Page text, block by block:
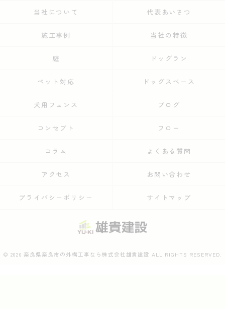
当社について 代表あいさつ
施工事例 当社の特徴
庭 ドッグラン
ペット対応 ドッグスペース
犬用フェンス ブログ
コンセプト フロー
コラム よくある質問
アクセス お問い合わせ
プライバシーポリシー サイトマップ
© 2026 奈良県奈良市の外構工事なら株式会社雄貴建設 ALL RIGHTS RESERVED.